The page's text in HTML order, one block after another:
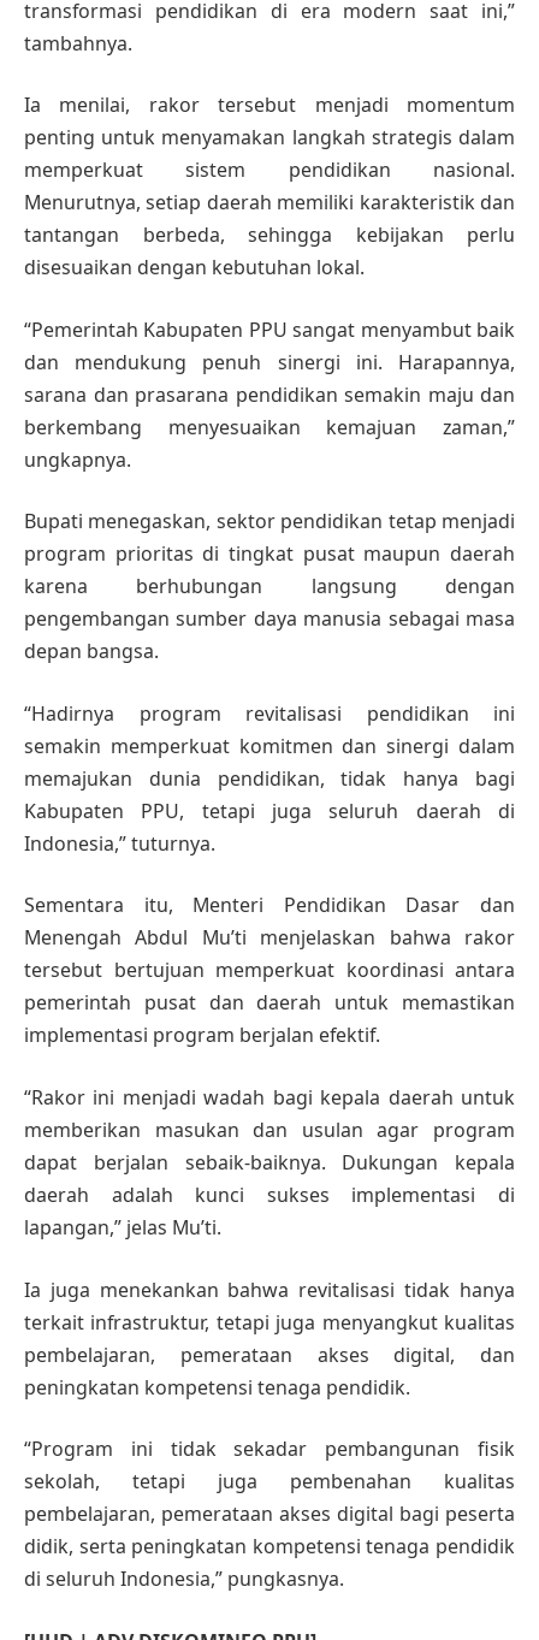
transformasi pendidikan di era modern saat ini,”
tambahnya.
Ia menilai, rakor tersebut menjadi momentum
penting untuk menyamakan langkah strategis dalam
memperkuat sistem pendidikan nasional.
Menurutnya, setiap daerah memiliki karakteristik dan
tantangan berbeda, sehingga kebijakan perlu
disesuaikan dengan kebutuhan lokal.
“Pemerintah Kabupaten PPU sangat menyambut baik
dan mendukung penuh sinergi ini. Harapannya,
sarana dan prasarana pendidikan semakin maju dan
berkembang menyesuaikan kemajuan zaman,”
ungkapnya.
Bupati menegaskan, sektor pendidikan tetap menjadi
program prioritas di tingkat pusat maupun daerah
karena berhubungan langsung dengan
pengembangan sumber daya manusia sebagai masa
depan bangsa.
“Hadirnya program revitalisasi pendidikan ini
semakin memperkuat komitmen dan sinergi dalam
memajukan dunia pendidikan, tidak hanya bagi
Kabupaten PPU, tetapi juga seluruh daerah di
Indonesia,” tuturnya.
Sementara itu, Menteri Pendidikan Dasar dan
Menengah Abdul Mu’ti menjelaskan bahwa rakor
tersebut bertujuan memperkuat koordinasi antara
pemerintah pusat dan daerah untuk memastikan
implementasi program berjalan efektif.
“Rakor ini menjadi wadah bagi kepala daerah untuk
memberikan masukan dan usulan agar program
dapat berjalan sebaik-baiknya. Dukungan kepala
daerah adalah kunci sukses implementasi di
lapangan,” jelas Mu’ti.
Ia juga menekankan bahwa revitalisasi tidak hanya
terkait infrastruktur, tetapi juga menyangkut kualitas
pembelajaran, pemerataan akses digital, dan
peningkatan kompetensi tenaga pendidik.
“Program ini tidak sekadar pembangunan fisik
sekolah, tetapi juga pembenahan kualitas
pembelajaran, pemerataan akses digital bagi peserta
didik, serta peningkatan kompetensi tenaga pendidik
di seluruh Indonesia,” pungkasnya.